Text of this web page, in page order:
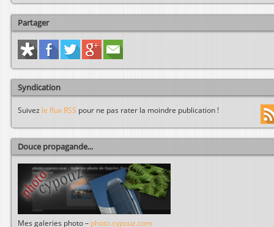
Partager
Syndication
Suivez le flux RSS pour ne pas rater la moindre publication !
Douce propagande...
Mes galeries photo – photo.cypouz.com